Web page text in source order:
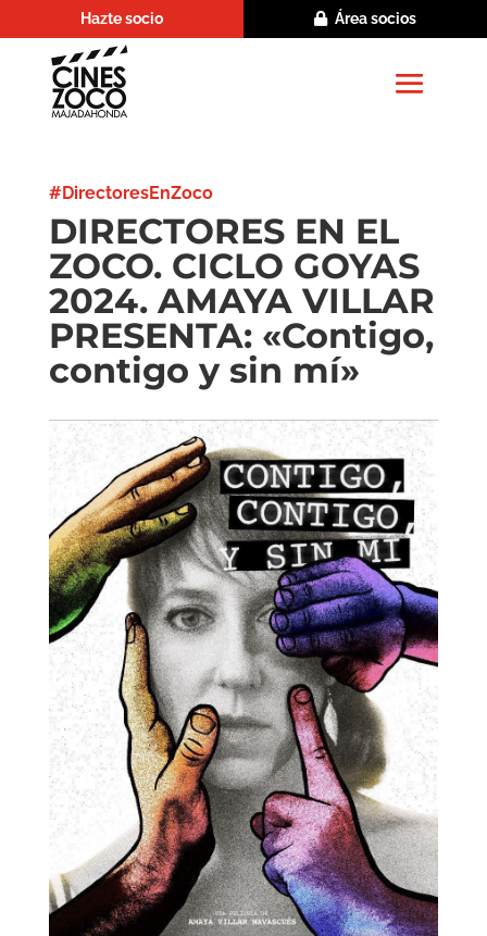
Hazte socio Área socios
#DirectoresEnZoco
DIRECTORES EN EL
ZOCO. CICLO GOYAS
2024. AMAYA VILLAR
PRESENTA: «Contigo,
contigo y sin mí»